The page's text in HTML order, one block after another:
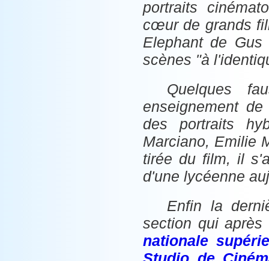
portraits
cœur de grands
Elephant de
scènes "à
Quelques
enseignement
des portraits
Marciano, Emilie
tirée du film, il
d'une lycéenne
Enfin la
section qui
nationale